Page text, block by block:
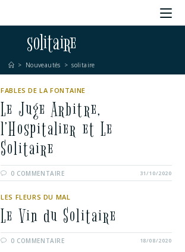
solitaire
> Nouveautés > solitaire
FABLES DE LA FONTAINE
Le Juge Arbitre,
l’Hospitalier et Le
Solitaire
0 COMMENTAIRE 31/10/2020
LES FLEURS DU MAL
Le Vin du Solitaire
0 COMMENTAIRE 18/08/2020